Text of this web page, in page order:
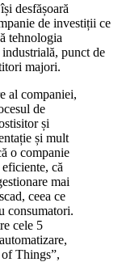
desfășoară
de investiții ce
tehnologia
punct de
majori.
al companiei,
de
și
și mult
o companie
că
mai
ceea ce
consumatori.
cele 5
Things”,